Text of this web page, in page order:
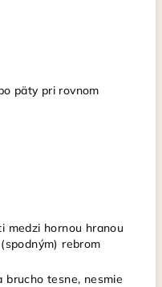
päty pri rovnom
medzi hornou hranou
rebrom
brucho tesne, nesmie